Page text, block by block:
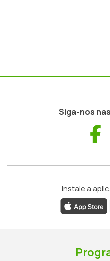
Siga-nos
Instale a